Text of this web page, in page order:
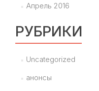
Апрель 2016
РУБРИКИ
Uncategorized
анонсы